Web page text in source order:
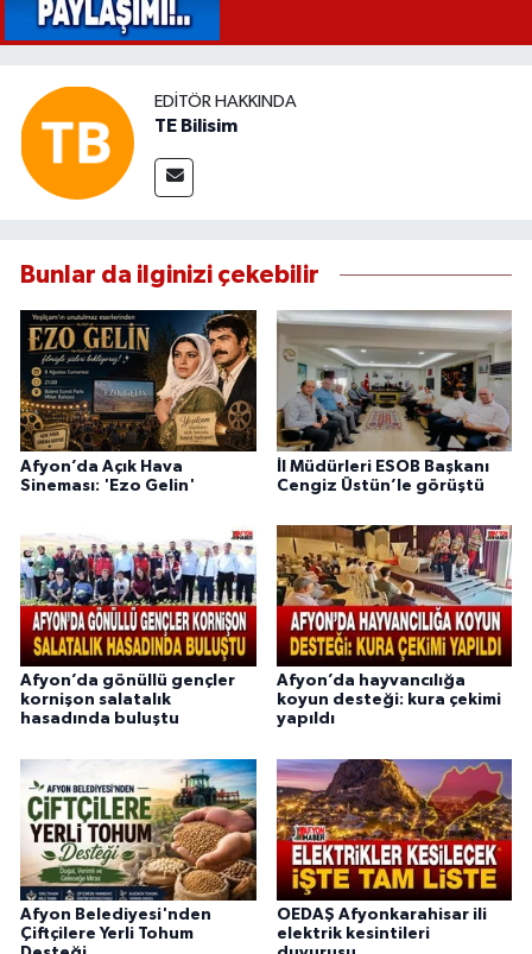
EDITÖR HAKKINDA
TE Bilisim
Bunlar da ilginizi çekebilir
Afyon’da Açık Hava
Sineması: 'Ezo Gelin'
İl Müdürleri ESOB Başkanı
Cengiz Üstün’le görüştü
Afyon’da gönüllü gençler
kornişon salatalık
hasadında buluştu
Afyon’da hayvancılığa
koyun desteği: kura çekimi
yapıldı
Afyon Belediyesi'nden
Çiftçilere Yerli Tohum
OEDAŞ Afyonkarahisar ili
elektrik kesintileri